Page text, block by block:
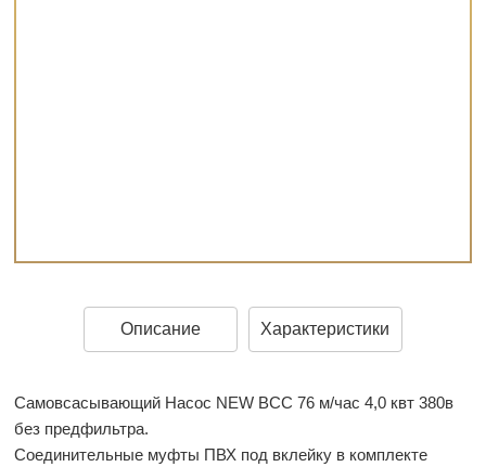
Описание Характеристики
Самовсасывающий Насос NEW BCC 76 м/час 4,0 квт 380в
без предфильтра.
Соединительные муфты ПВХ под вклейку в комплекте